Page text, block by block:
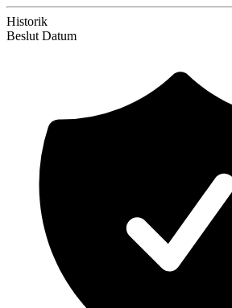
Historik
Beslut Datum